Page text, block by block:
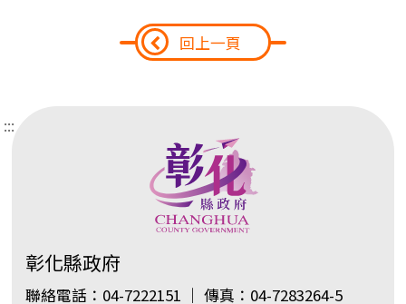
回上一頁
:::
彰化縣政府
聯絡電話：04-7222151 ｜ 傳真：04-7283264-5